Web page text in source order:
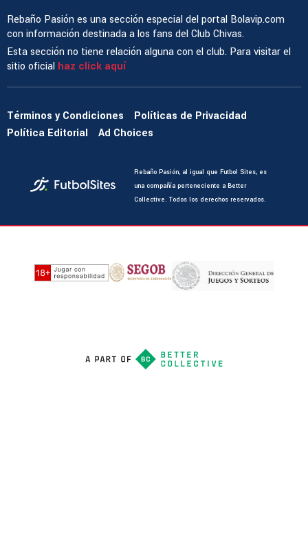
Rebaño Pasión es una sección especial del portal Bolavip.com
con información destinada a los fans del Club Chivas.
Esta sección no tiene relación alguna con el club. Para visitar el
sitio oficial haz click aquí
Términos y Condiciones
Políticas de Privacidad
Política Editorial
Ad Choices
Rebaño Pasión, al igual que Futbol Sites, es
una compañía perteneciente a Better
Collective. Todos los derechos reservados.